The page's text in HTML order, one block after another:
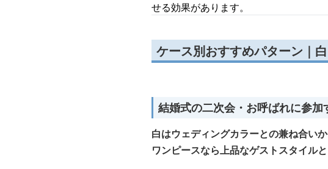
せる効果があります。
ケース別おすすめパターン｜
結婚式の二次会・お呼ばれに参加
白はウェディングカラーとの兼ね合い
ワンピースなら上品なゲストスタイルと